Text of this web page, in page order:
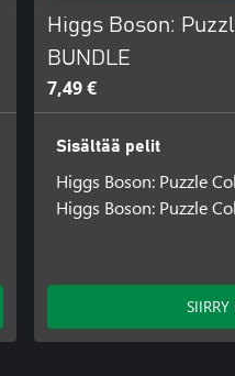
Higgs Boson:
BUNDLE
7,49 €
Sisältää pelit
Higgs Boson: Puzzle
Higgs Boson: Puzzle